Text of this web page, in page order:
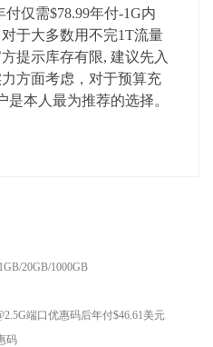
仅需$78.99年付-1G内
于大多数用不完1T流量
提示库存有限, 建议先入
方面考虑，对于预算充
是本人最为推荐的选择。
20GB/1000GB
端口优惠码后年付$46.61美元
码